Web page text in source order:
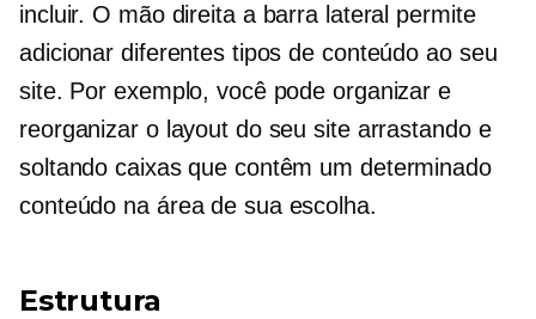
incluir. O mão direitaa barra lateral permite
adicionar diferentes tipos de conteúdo ao seu
site. Por exemplo, você pode organizar e
reorganizar o layout do seu site arrastando e
soltando caixas que contêm um determinado
conteúdo na área de sua escolha.
Estrutura